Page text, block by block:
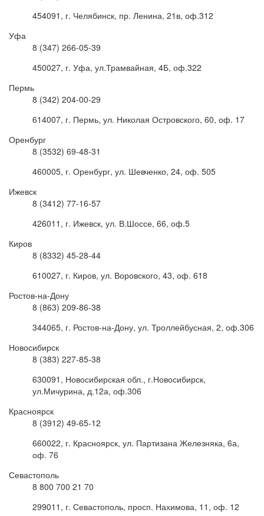
454091, г. Челябинск, пр. Ленина, 21в, оф.312
Уфа
8 (347) 266-05-39
450027, г. Уфа, ул.Трамвайная, 4Б, оф.322
Пермь
8 (342) 204-00-29
614007, г. Пермь, ул. Николая Островского, 60, оф. 17
Оренбург
8 (3532) 69-48-31
460005, г. Оренбург, ул. Шевченко, 24, оф. 505
Ижевск
8 (3412) 77-16-57
426011, г. Ижевск, ул. В.Шоссе, 66, оф.5
Киров
8 (8332) 45-28-44
610027, г. Киров, ул. Воровского, 43, оф. 618
Ростов-на-Дону
8 (863) 209-86-38
344065, г. Ростов-на-Дону, ул. Троллейбусная, 2, оф.306
Новосибирск
8 (383) 227-85-38
630091, Новосибирская обл., г.Новосибирск,
ул.Мичурина, д.12а, оф.306
Красноярск
8 (3912) 49-65-12
660022, г. Красноярск, ул. Партизана Железняка, 6а,
оф. 76
Севастополь
8 800 700 21 70
299011, г. Севастополь, просп. Нахимова, 11, оф. 12